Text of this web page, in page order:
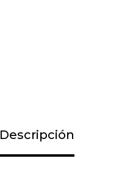
Descripción